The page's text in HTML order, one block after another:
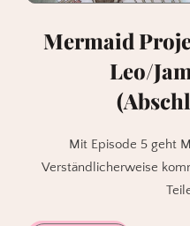
Mermaid
Leo/
Mit Episode 5 geht
Verständlicherweise